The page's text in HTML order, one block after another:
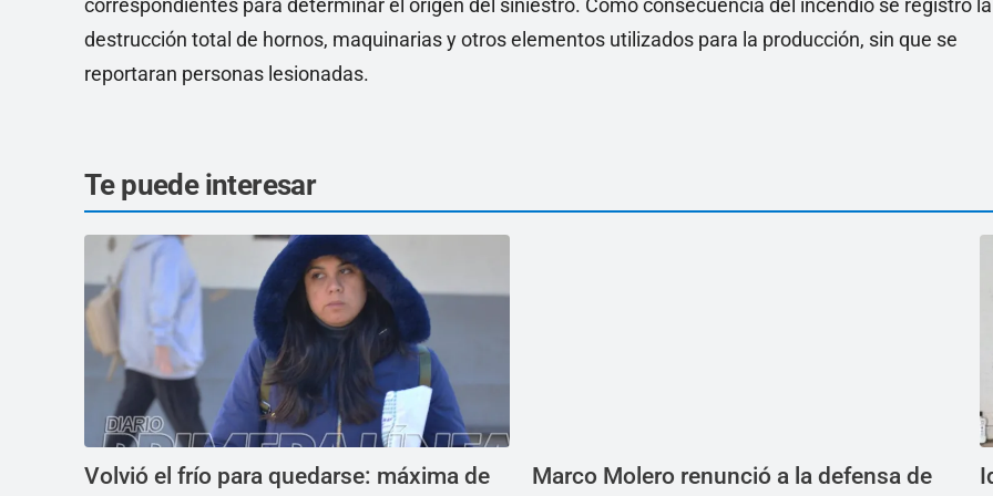
correspondientes para determinar el origen del siniestro. Como consecuencia del incendio se registró la
destrucción total de hornos, maquinarias y otros elementos utilizados para la producción, sin que se
reportaran personas lesionadas.
Te puede interesar
Volvió el frío para quedarse: máxima de
Marco Molero renunció a la defensa de